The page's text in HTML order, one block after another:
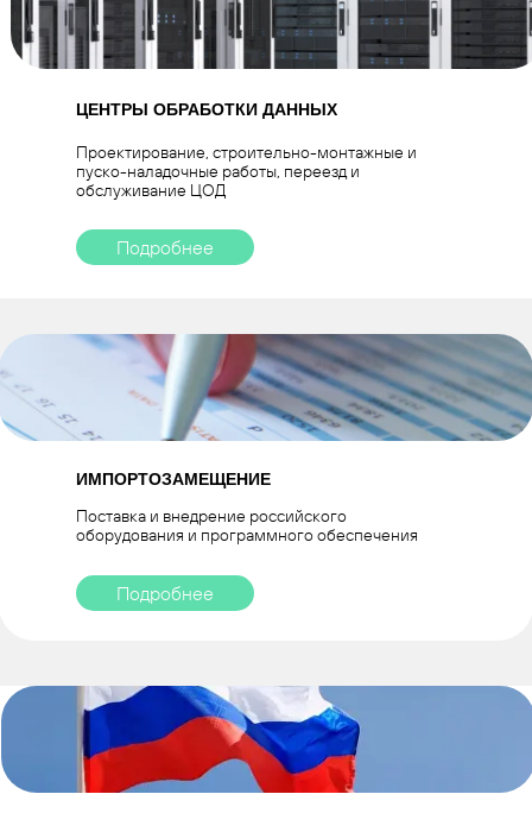
ЦЕНТРЫ ОБРАБОТКИ ДАННЫХ
Проектирование, строительно-монтажные и
пуско-наладочные работы, переезд и
обслуживание ЦОД
Подробнее
ИМПОРТОЗАМЕЩЕНИЕ
Подробнее
Поставка и внедрение российского
оборудования и программного обеспечения